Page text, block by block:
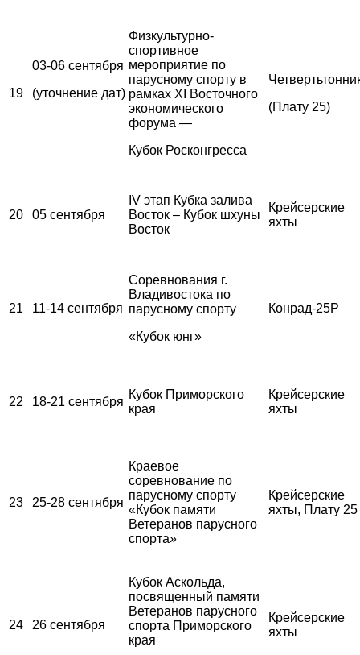
19
03-06 сентября
(уточнение дат)
Физкультурно-
спортивное
мероприятие по
парусному спорту в
рамках XI Восточного
экономического
форума —
Кубок Росконгресса
(Плату 25)
20 05 сентября
IV этап Кубка залива
Восток – Кубок шхуны
Восток
Крейсерские
яхты
21 11-14 сентября
Соревнования г.
Владивостока по
парусному спорту
«Кубок юнг»
Конрад-25Р
22 18-21 сентября
Кубок Приморского
края
Крейсерские
яхты
23 25-28 сентября
Краевое
соревнование по
парусному спорту
«Кубок памяти
Ветеранов парусного
спорта»
Крейсерские
яхты, Плату 25
24 26 сентября
Кубок Аскольда,
посвященный памяти
Ветеранов парусного
спорта Приморского
края
Крейсерские
яхты